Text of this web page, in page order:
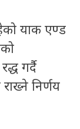
याक एण्ड
गर्दै
निर्णय